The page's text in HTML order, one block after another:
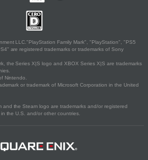
LLC."PlayStation Family Mark", "PlayStation", "PS5
are registered trademarks or trademarks of Sony
the Series X|S logo and XBOX Series X|S are trademarks
Nintendo.
or trademark of Microsoft Corporation in the United
the Steam logo are trademarks and/or registered
the U.S. and/or other countries.